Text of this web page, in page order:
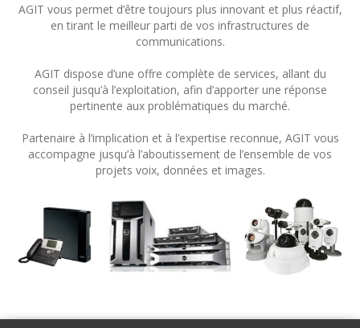
AGIT vous permet d’être toujours plus innovant et plus réactif,
en tirant le meilleur parti de vos infrastructures de
communications.
AGIT dispose d’une offre complète de services, allant du
conseil jusqu’à l’exploitation, afin d’apporter une réponse
pertinente aux problématiques du marché.
Partenaire à l’implication et à l’expertise reconnue, AGIT vous
accompagne jusqu’à l’aboutissement de l’ensemble de vos
projets voix, données et images.